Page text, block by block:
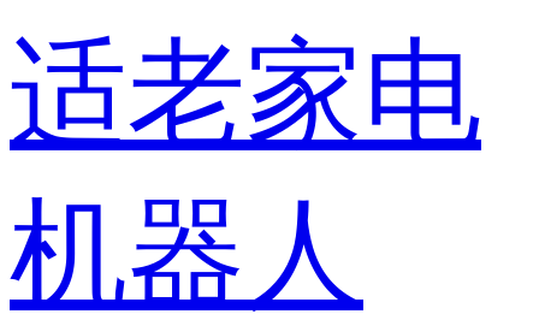
适老家电
机器人